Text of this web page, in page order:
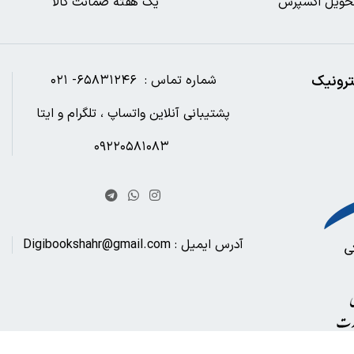
شماره تماس : ۶۵۸۳۱۲۴۶- ۰۲۱
پشتیبانی آنلاین واتساپ ، تلگرام و ایتا
آدرس ایمیل : Digibookshahr@gmail.com